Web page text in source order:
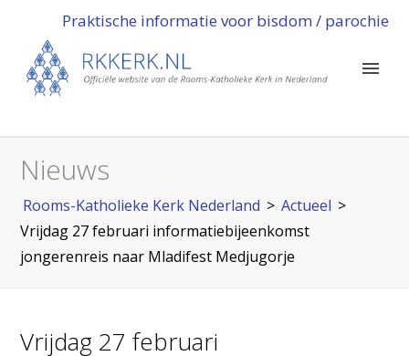
Praktische informatie voor bisdom / parochie
Nieuws
Rooms-Katholieke Kerk Nederland > Actueel >
Vrijdag 27 februari informatiebijeenkomst
jongerenreis naar Mladifest Medjugorje
Vrijdag 27 februari